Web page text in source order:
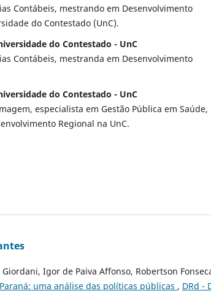
Contábeis, mestrando em Desenvolvimento
do Contestado (UnC).
do Contestado - UnC
Contábeis, mestranda em Desenvolvimento
do Contestado - UnC
especialista em Gestão Pública em Saúde,
Regional na UnC.
Igor de Paiva Affonso, Robertson
uma análise das políticas públicas , DRd -